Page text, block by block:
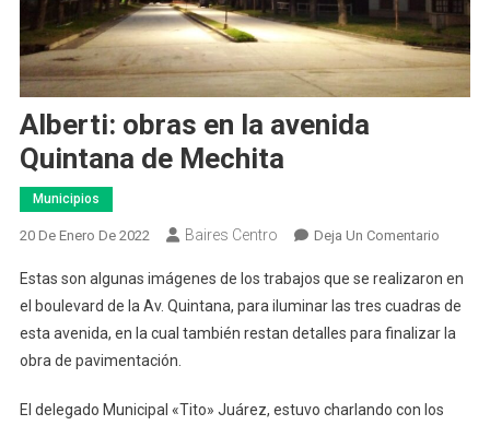
Alberti: obras en la avenida
Quintana de Mechita
Municipios
20 De Enero De 2022 Baires Centro Deja Un ComentarioEn
Obras
En
La
De
Estas son algunas imágenes de los trabajos que se realizaron en
el boulevard de la Av. Quintana, para iluminar las tres cuadras de
esta avenida, en la cual también restan detalles para finalizar la
obra de pavimentación.
El delegado Municipal «Tito» Juárez, estuvo charlando con los